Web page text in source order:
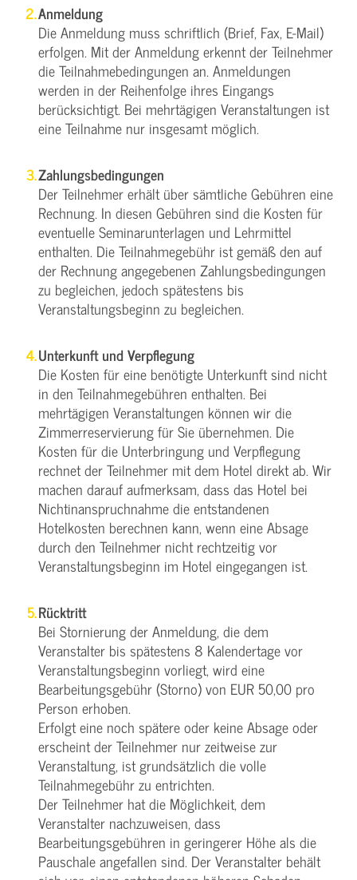
Anmeldung
Die Anmeldung muss schriftlich (Brief, Fax, E-Mail)
erfolgen. Mit der Anmeldung erkennt der Teilnehmer
die Teilnahmebedingungen an. Anmeldungen
werden in der Reihenfolge ihres Eingangs
berücksichtigt. Bei mehrtägigen Veranstaltungen ist
eine Teilnahme nur insgesamt möglich.
Zahlungsbedingungen
Der Teilnehmer erhält über sämtliche Gebühren eine
Rechnung. In diesen Gebühren sind die Kosten für
eventuelle Seminarunterlagen und Lehrmittel
enthalten. Die Teilnahmegebühr ist gemäß den auf
der Rechnung angegebenen Zahlungsbedingungen
zu begleichen, jedoch spätestens bis
Veranstaltungsbeginn zu begleichen.
Unterkunft und Verpflegung
Die Kosten für eine benötigte Unterkunft sind nicht
in den Teilnahmegebühren enthalten. Bei
mehrtägigen Veranstaltungen können wir die
Zimmerreservierung für Sie übernehmen. Die
Kosten für die Unterbringung und Verpflegung
rechnet der Teilnehmer mit dem Hotel direkt ab. Wir
machen darauf aufmerksam, dass das Hotel bei
Nichtinanspruchnahme die entstandenen
Hotelkosten berechnen kann, wenn eine Absage
durch den Teilnehmer nicht rechtzeitig vor
Veranstaltungsbeginn im Hotel eingegangen ist.
Rücktritt
Bei Stornierung der Anmeldung, die dem
Veranstalter bis spätestens 8 Kalendertage vor
Veranstaltungsbeginn vorliegt, wird eine
Bearbeitungsgebühr (Storno) von EUR 50,00 pro
Person erhoben.
Erfolgt eine noch spätere oder keine Absage oder
erscheint der Teilnehmer nur zeitweise zur
Veranstaltung, ist grundsätzlich die volle
Teilnahmegebühr zu entrichten.
Der Teilnehmer hat die Möglichkeit, dem
Veranstalter nachzuweisen, dass
Bearbeitungsgebühren in geringerer Höhe als die
Pauschale angefallen sind. Der Veranstalter behält